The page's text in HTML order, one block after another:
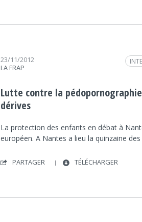
23/11/2012
LA FRAP
UNION
Lutte contre la
dérives
La protection des enfants en débat à
européen. A Nantes a lieu la quinzaine
PARTAGER TÉLÉCHARGER